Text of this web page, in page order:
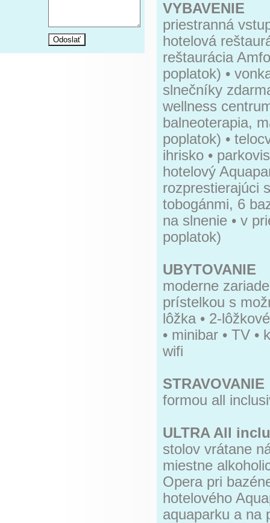
VYBAVENIE
priestranná
hotelová
reštaurácia
poplatok) •
slnečníky
wellness
balneoterapia,
poplatok) •
ihrisko •
hotelový
rozprestierajúci
tobogánmi, 6
na slnenie • v
poplatok)
UBYTOVANIE
moderne
prístelkou s
lôžka • 2-
• minibar • TV
wifi
STRAVOVANIE
formou all
ULTRA All
stolov vrátane
miestne
Opera pri
hotelového
aquaparku a na